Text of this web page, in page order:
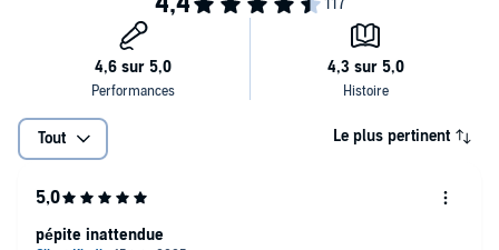
Tout Le plus pertinent
pépite inattendue